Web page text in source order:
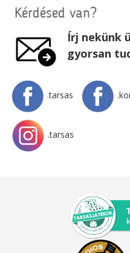
Kérdésed van?
Írj nekünk
gyorsan
.tarsas
.tarsas